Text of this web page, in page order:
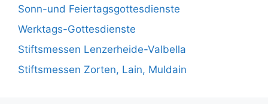
Sonn-und Feiertagsgottesdienste
Werktags-Gottesdienste
Stiftsmessen Lenzerheide-Valbella
Stiftsmessen Zorten, Lain, Muldain